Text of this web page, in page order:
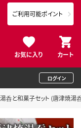
お気に入り カート
ご利用可能ポイント
ログイン
呑と和菓子セット (唐津焼湯